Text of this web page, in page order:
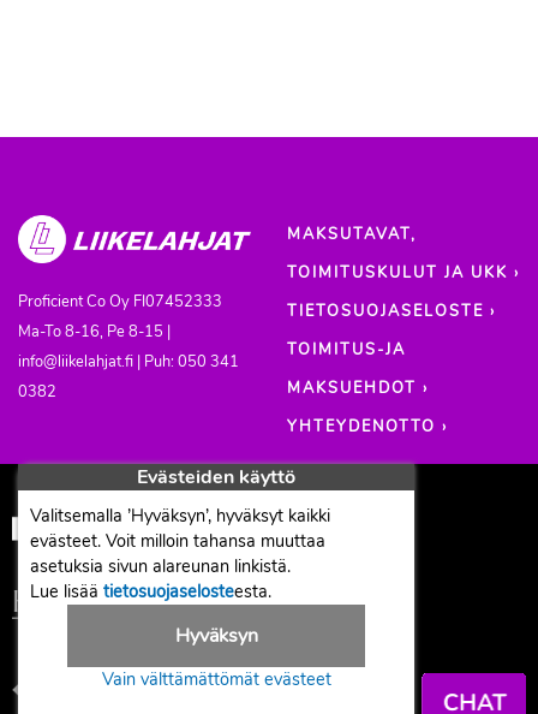
Proficient Co Oy FI07452333
Ma-To 8-16, Pe 8-15 |
info@liikelahjat.fi | Puh: 050 341
0382
MAKSUTAVAT,
TOIMITUSKULUT JA UKK ›
TIETOSUOJASELOSTE ›
TOIMITUS-JA
MAKSUEHDOT ›
YHTEYDENOTTO ›
Evästeiden käyttö
Valitsemalla ’Hyväksyn’, hyväksyt kaikki
evästeet. Voit milloin tahansa muuttaa
asetuksia sivun alareunan linkistä.
Lue lisää tietosuojaselosteesta.
Hyväksyn
Vain välttämättömät evästeet